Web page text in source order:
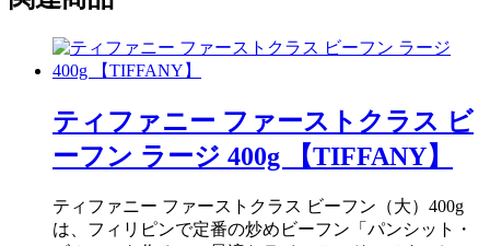
プ
素)
44g
【KNORR】
ー
ナ
ト
ー
ウ
ダ
ー
10g
SITA'S】
個
ティファニー ファーストクラス ビ
ーフン ラージ 400g 【TIFFANY】
ティファニー ファーストクラス ビーフン（大）400g
は、フィリピンで定番の炒めビーフン「パンシット・